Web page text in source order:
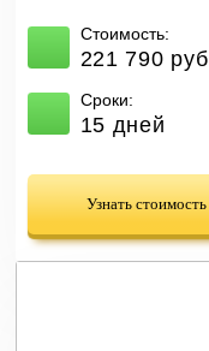
Стоимость:
221 790 руб
Сроки:
15 дней
Узнать стоимость